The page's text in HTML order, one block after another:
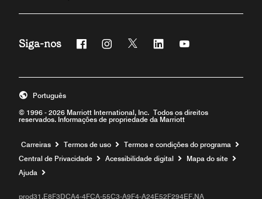
Siga-nos FacebookInstagram
Twitter Linkedin
© 1996 - 2026 Marriott International, Inc. Todos os direitos
reservados. Informações de propriedade da Marriott
Português
Carreiras Termos de uso
Termos e condições do programa
Central de Privacidade
Acessibilidade digital
Mapa do site
Ajuda
prod31,E8F3DCA4-4FCA-55C3-A9F4-A24E52F294EF,NA